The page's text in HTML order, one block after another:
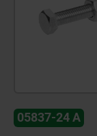
05837-24 A